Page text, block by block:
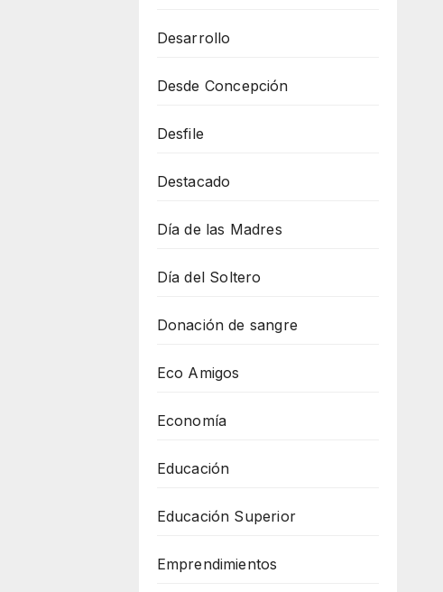
Desarrollo
Desde Concepción
Desfile
Destacado
Día de las Madres
Día del Soltero
Donación de sangre
Eco Amigos
Economía
Educación
Educación Superior
Emprendimientos